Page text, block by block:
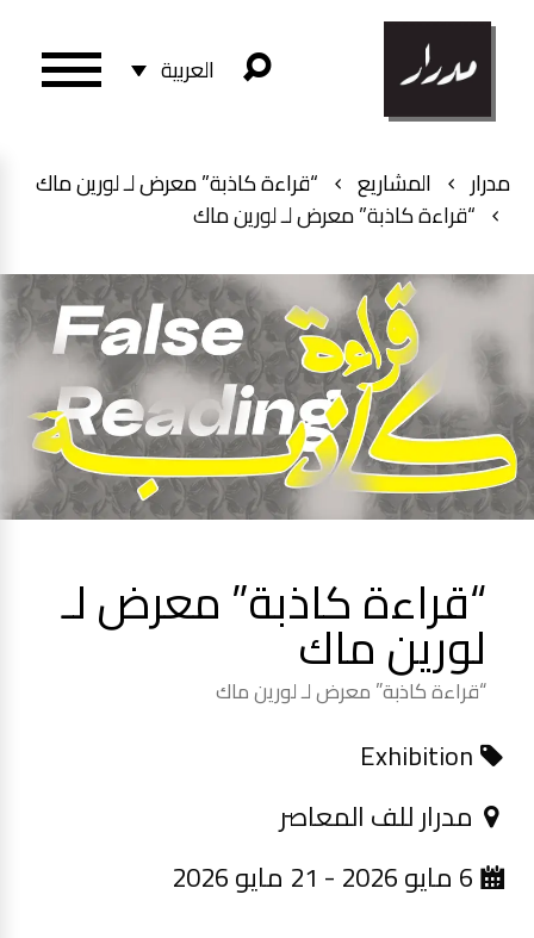
العربية
مدرار المشاريع
“قراءة كاذبة” معرض لـ لورين ماك
“قراءة كاذبة” معرض لـ لورين ماك
“قراءة كاذبة” معرض لـ
لورين ماك
“قراءة كاذبة” معرض لـ لورين ماك
Exhibition
مدرار للف المعاصر
6 مايو 2026 - 21 مايو 2026